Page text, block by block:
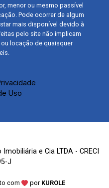
menor ou mesmo passível
Pode ocorrer de algum
mais disponível devido à
pelo site não implicam
locação de quaisquer
Uso
e Cia LTDA - CRECI
J
com por KUROLE